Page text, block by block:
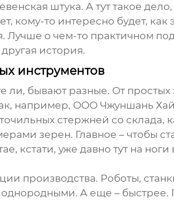
штука. А тут такое
кому-то интересно будет, как
Лучше о чем-то практичном
история.
инструментов
ли, бывают разные. От
например, ООО Чжуншань
стержней со склада,
зерен. Главное – чтобы
кстати, уже давно тут на
производства. Роботы,
А еще – быстрее.